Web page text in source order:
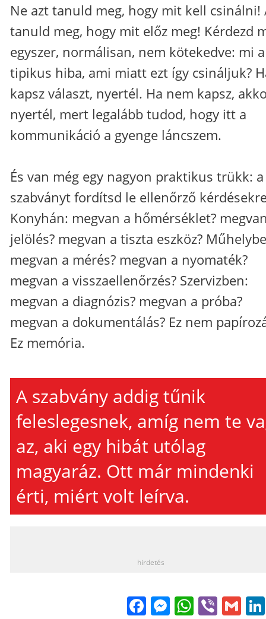
Ne azt tanuld meg, hogy mit kell csinálni!
tanuld meg, hogy mit előz meg! Kérdezd
egyszer, normálisan, nem kötekedve: mi a
tipikus hiba, ami miatt ezt így csináljuk?
kapsz választ, nyertél. Ha nem kapsz,
nyertél, mert legalább tudod, hogy itt a
kommunikáció a gyenge láncszem.
És van még egy nagyon praktikus trükk: a
szabványt fordítsd le ellenőrző
Konyhán: megvan a hőmérséklet?
jelölés? megvan a tiszta eszköz?
megvan a mérés? megvan a nyomaték?
megvan a visszaellenőrzés? Szervizben:
megvan a diagnózis? megvan a próba?
megvan a dokumentálás? Ez nem
Ez memória.
A szabvány addig tűnik
feleslegesnek, amíg nem te
az, aki egy hibát utólag
magyaráz. Ott már mindenki
érti, miért volt leírva.
hirdetés
FacebookViber